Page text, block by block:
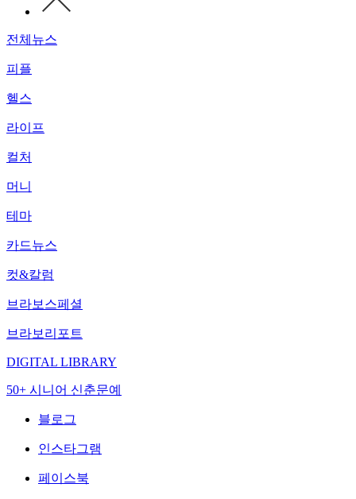
전체뉴스
피플
헬스
라이프
컬처
머니
테마
카드뉴스
컷&칼럼
브라보스페셜
브라보리포트
DIGITAL LIBRARY
50+ 시니어 신춘문예
블로그
인스타그램
페이스북